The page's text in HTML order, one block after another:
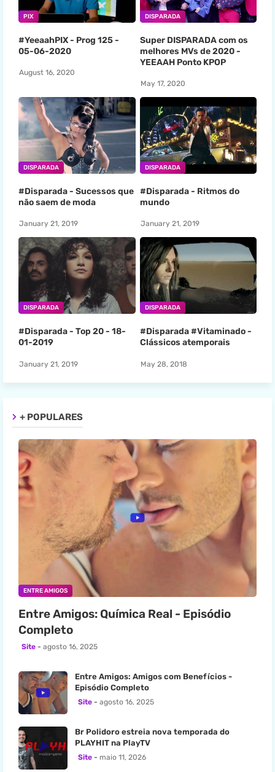
PIX
#YeeaahPIX - Prog 125 -
05-06-2020
August 16, 2020
DISPARADA
Super DISPARADA com os
melhores MVs de 2020 -
YEEAAH Ponto KPOP
May 17, 2020
DISPARADA
#Disparada - Sucessos que
não saem de moda
January 21, 2019
DISPARADA
#Disparada - Ritmos do
mundo
January 21, 2019
DISPARADA
#Disparada - Top 20 - 18-
01-2019
January 21, 2019
DISPARADA
#Disparada #Vitaminado -
Clássicos atemporais
May 28, 2018
+ POPULARES
ENTRE AMIGOS
Entre Amigos: Química Real - Episódio
Completo
Site agosto 16, 2025
Entre Amigos: Amigos com Benefícios -
Episódio Completo
Site agosto 16, 2025
Br Polidoro estreia nova temporada do
PLAYHIT na PlayTV
Site maio 11, 2026